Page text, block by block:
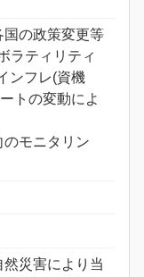
国の政策変更等
ラティリティ
ンフレ(資機
トの変動によ
モニタリン
災害により当